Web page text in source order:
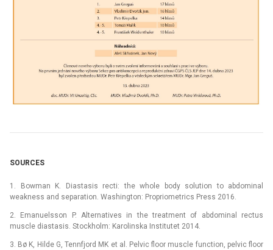
SOURCES
1. Bowman K. Diastasis recti: the whole body solution to abdominal
weakness and separation. Washington: Propriometrics Press 2016.
2. Emanuelsson P. Alternatives in the treatment of abdominal rectus
muscle diastasis. Stockholm: Karolinska Institutet 2014.
3. Bø K, Hilde G, Tennfjord MK et al. Pelvic floor muscle function, pelvic floor